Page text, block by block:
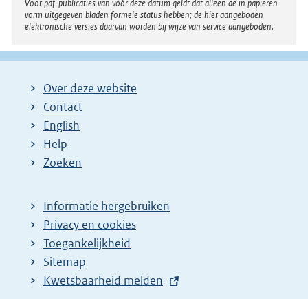
Voor pdf-publicaties van vóór deze datum geldt dat alleen de in papieren
vorm uitgegeven bladen formele status hebben; de hier aangeboden
elektronische versies daarvan worden bij wijze van service aangeboden.
Over deze website
Contact
English
Help
Zoeken
Informatie hergebruiken
Privacy en cookies
Toegankelijkheid
Sitemap
E
Kwetsbaarheid melden